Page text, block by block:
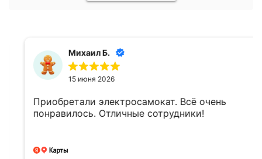
Михаил Б.
15 июня 2026
Приобретали электросамокат. Всё очень
понравилось. Отличные сотрудники!